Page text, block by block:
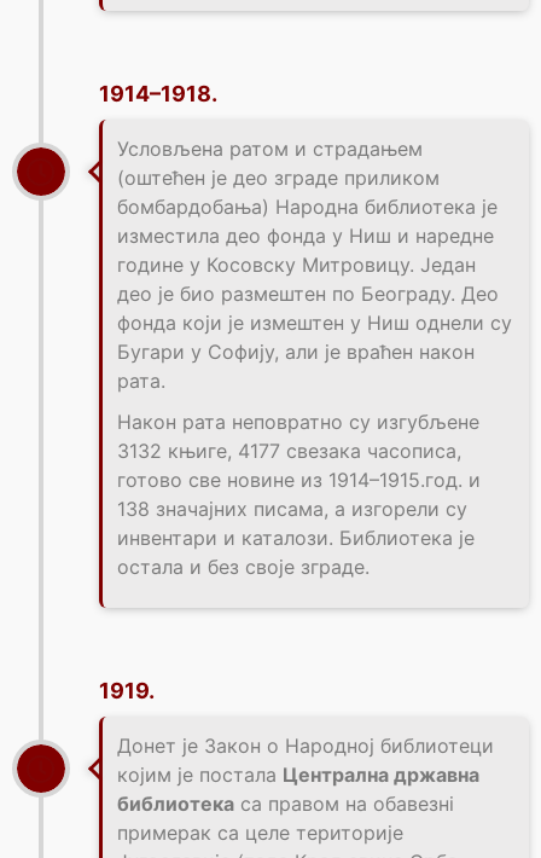
1914–1918.
Условљена ратом и страдањем
(оштећен је део зграде приликом
бомбардобања) Народна библиотека је
изместила део фонда у Ниш и наредне
године у Косовску Митровицу. Један
део је био размештен по Београду. Део
фонда који је измештен у Ниш однели су
Бугари у Софију, али је враћен након
рата.
Након рата неповратно су изгубљене
3132 књиге, 4177 свезака часописа,
готово све новине из 1914–1915.год. и
138 значајних писама, а изгорели су
инвентари и каталози. Библиотека је
остала и без своје зграде.
1919.
Донет је Закон о Народној библиотеци
којим је постала Централна државна
библиотека са правом на обавезнi
примерак са целе територије